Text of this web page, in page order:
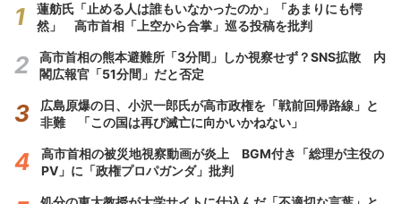
蓮舫氏「止める人は誰もいなかったのか」「あまりにも愕
然」 高市首相「上空から合掌」巡る投稿を批判
高市首相の熊本避難所「3分間」しか視察せず？SNS拡散 内
閣広報官「51分間」だと否定
広島原爆の日、小沢一郎氏が高市政権を「戦前回帰路線」と
非難 「この国は再び滅亡に向かいかねない」
高市首相の被災地視察動画が炎上 BGM付き「総理が主役の
PV」に「政権プロパガンダ」批判